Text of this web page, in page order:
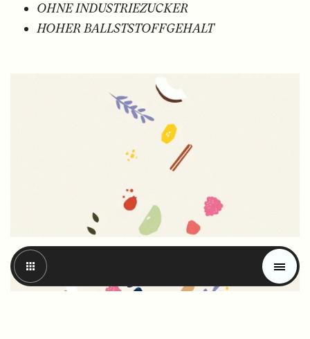
Magazin
OHNE INDUSTRIEZUCKER
HOHER BALLSTSTOFFGEHALT